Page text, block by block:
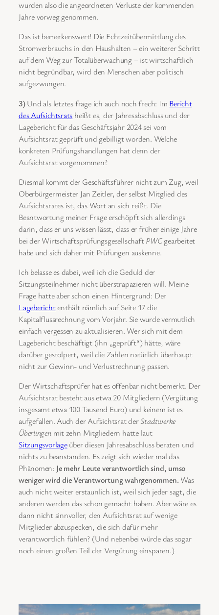
wurden also die angeordneten Verluste der kommenden
Jahre vorweg genommen.
Das ist bemerkenswert! Die Echtzeitübermittlung des
Stromverbrauchs in den Haushalten – ein weiterer Schritt
auf dem Weg zur Totalüberwachung – ist wirtschaftlich
nicht begründbar, wird den Menschen aber politisch
aufgezwungen.
3)Und als letztes frage ich auch noch frech: Im Bericht
des Aufsichtsrats heißt es, der Jahresabschluss und der
Lagebericht für das Geschäftsjahr 2024 sei vom
Aufsichtsrat geprüft und gebilligt worden. Welche
konkreten Prüfungshandlungen hat denn der
Aufsichtsrat vorgenommen?
Diesmal kommt der Geschäftsführer nicht zum Zug, weil
Oberbürgermeister Jan Zeitler, der selbst Mitglied des
Aufsichtsrates ist, das Wort an sich reißt. Die
Beantwortung meiner Frage erschöpft sich allerdings
darin, dass er uns wissen lässt, dass er früher einige Jahre
bei der WirtschaftsprüfungsgesellschaftPWCgearbeitet
habe und sich daher mit Prüfungen auskenne.
Ich belasse es dabei, weil ich die Geduld der
Sitzungsteilnehmer nicht überstrapazieren will. Meine
Frage hatte aber schon einen Hintergrund: Der
Lageberichtenthält nämlich auf Seite 17 die
Kapitalflussrechnung vom Vorjahr. Sie wurde vermutlich
einfach vergessen zu aktualisieren. Wer sich mit dem
Lagebericht beschäftigt (ihn „geprüft“) hätte, wäre
darüber gestolpert, weil die Zahlen natürlich überhaupt
nicht zur Gewinn- und Verlustrechnung passen.
Der Wirtschaftsprüfer hat es offenbar nicht bemerkt. Der
Aufsichtsrat besteht aus etwa 20 Mitgliedern (Vergütung
insgesamt etwa 100 Tausend Euro) und keinem ist es
aufgefallen. Auch der Aufsichtsrat derStadtwerke
Überlingenmit zehn Mitgliedern hatte laut
Sitzungsvorlageüber diesen Jahresabschluss beraten und
nichts zu beanstanden. Es zeigt sich wieder mal das
Phänomen: Je mehr Leute verantwortlich sind, umso
weniger wird die Verantwortung wahrgenommen. Was
auch nicht weiter erstaunlich ist, weil sich jeder sagt, die
anderen werden das schon gemacht haben. Aber wäre es
dann nicht sinnvoller, den Aufsichtsrat auf wenige
Mitglieder abzuspecken, die sich dafür mehr
verantwortlich fühlen? (Und nebenbei würde das sogar
noch einen großen Teil der Vergütung einsparen.)